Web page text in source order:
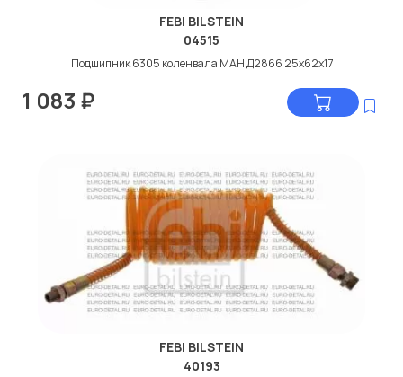
FEBI BILSTEIN
04515
Подшипник 6305 коленвала МАН Д2866 25x62x17
1 083 ₽
FEBI BILSTEIN
40193